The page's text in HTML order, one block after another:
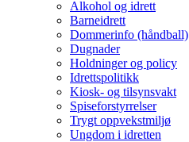
Alkohol og idrett
Barneidrett
Dommerinfo (håndball)
Dugnader
Holdninger og policy
Idrettspolitikk
Kiosk- og tilsynsvakt
Spiseforstyrrelser
Trygt oppvekstmiljø
Ungdom i idretten